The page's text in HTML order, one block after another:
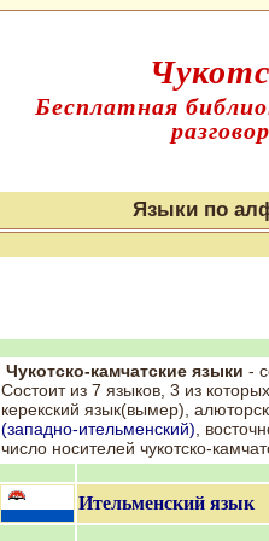
Бесплатная
Языки по
Чукотско-камчатские языки -
Состоит из 7 языков, 3 из
керекский язык(вымер),
(западно-ительменский) ,
число носителей чукотско-
Ительменский язык